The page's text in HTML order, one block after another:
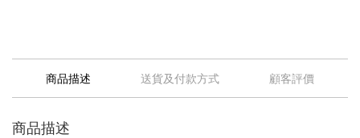
商品描述 送貨及付款方式 顧客評價
商品描述